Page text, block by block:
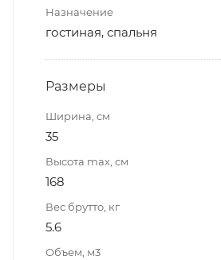
Назначение
гостиная, спальня
Размеры
Ширина, см
35
Высота max, см
168
Вес брутто, кг
5.6
Объем, м3